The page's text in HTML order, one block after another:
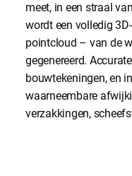
meet, in een straal
wordt een volledig
pointcloud – van de
gegenereerd.
bouwtekeningen, en
waarneembare
verzakkingen,